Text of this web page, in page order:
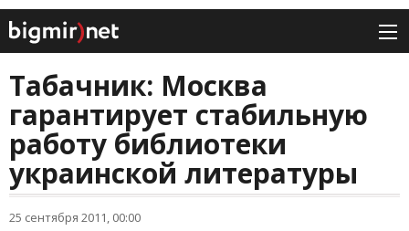
Табачник: Москва
гарантирует стабильную
работу библиотеки
украинской литературы
25 сентября 2011, 00:00